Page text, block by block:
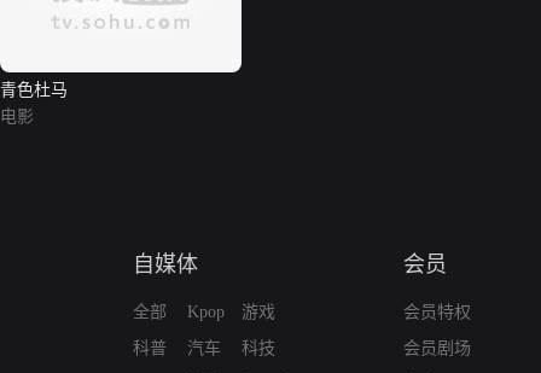
青色杜马
电影
自媒体
全部
科普
Kpop
汽车
游戏
科技
会员
会员特权
会员剧场